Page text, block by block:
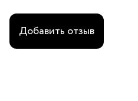
Добавить отзыв